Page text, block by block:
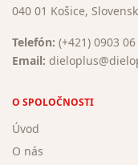
040 01 Košice,
Telefón: (+421) 0903
Email:
O SPOLOČNOSTI
Úvod
O nás